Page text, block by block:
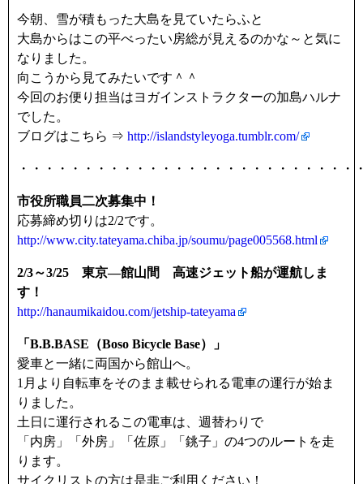
今朝、雪が積もった大島を見ていたらふと
大島からはこの平べったい房総が見えるのかな～と気に
なりました。
向こうから見てみたいです＾＾
今回のお便り担当はヨガインストラクターの加島ハルナ
でした。
ブログはこちら ⇒ http://islandstyleyoga.tumblr.com/
・・・・・・・・・・・・・・・・・・・・・・・・・・
市役所職員二次募集中！
応募締め切りは2/2です。
http://www.city.tateyama.chiba.jp/soumu/page005568.html
2/3～3/25 東京―館山間 高速ジェット船が運航しま
す！
http://hanaumikaidou.com/jetship-tateyama
「B.B.BASE（Boso Bicycle Base）」
愛車と一緒に両国から館山へ。
1月より自転車をそのまま載せられる電車の運行が始ま
りました。
土日に運行されるこの電車は、週替わりで
「内房」「外房」「佐原」「銚子」の4つのルートを走
ります。
サイクリストの方は是非ご利用ください！